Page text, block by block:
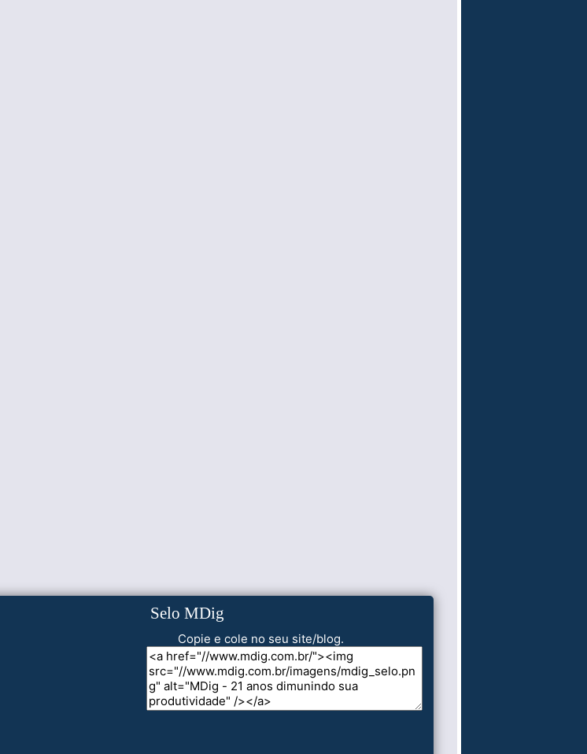
Selo MDig
Copie e cole no seu site/blog.